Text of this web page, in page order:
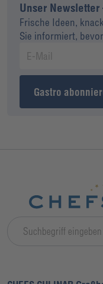
Unser
Frische Ideen,
Sie informiert,
Gastro